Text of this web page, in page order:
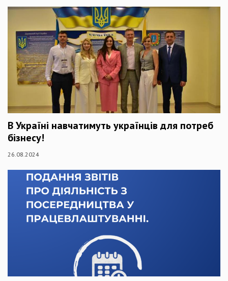
В Україні навчатимуть українців для потреб
бізнесу!
26.08.2024